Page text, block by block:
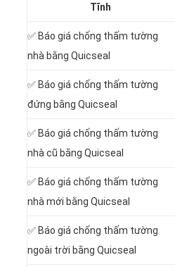
Tĩnh
✅ Báo giá chống thấm tường
nhà bằng Quicseal
✅ Báo giá chống thấm tường
đứng bằng Quicseal
✅ Báo giá chống thấm tường
nhà cũ bằng Quicseal
✅ Báo giá chống thấm tường
nhà mới bằng Quicseal
✅ Báo giá chống thấm tường
ngoài trời bằng Quicseal